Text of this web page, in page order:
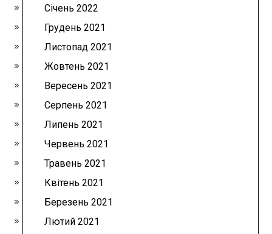
Січень 2022
Грудень 2021
Листопад 2021
Жовтень 2021
Вересень 2021
Серпень 2021
Липень 2021
Червень 2021
Травень 2021
Квітень 2021
Березень 2021
Лютий 2021